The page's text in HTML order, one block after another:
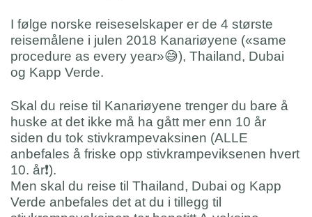
I følge norske reiseselskaper er de 4 største
reisemålene i julen 2018 Kanariøyene («same
procedure as every year»😅), Thailand, Dubai
og Kapp Verde.
Skal du reise til Kanariøyene trenger du bare å
huske at det ikke må ha gått mer enn 10 år
siden du tok stivkrampevaksinen (ALLE
anbefales å friske opp stivkrampeviksenen hvert
10. år❗️).
Men skal du reise til Thailand, Dubai og Kapp
Verde anbefales det at du i tillegg til